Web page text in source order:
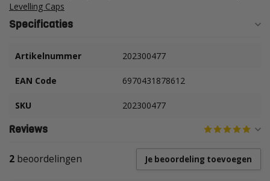
Levelling Caps
Specificaties
Artikelnummer 202300477
EAN Code 6970431878612
SKU 202300477
Reviews
2 beoordelingen Je beoordeling toevoegen